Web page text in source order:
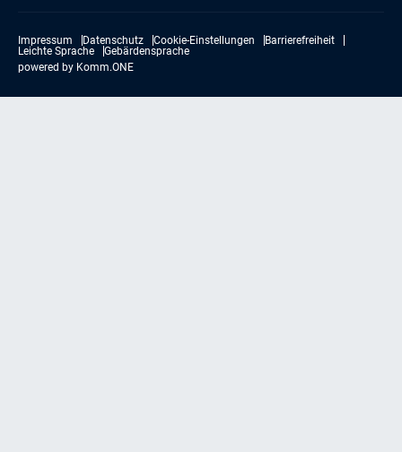
Impressum Datenschutz Cookie-Einstellungen
Barrierefreiheit
Leichte Sprache
Gebärdensprache
powered by Komm.ONE